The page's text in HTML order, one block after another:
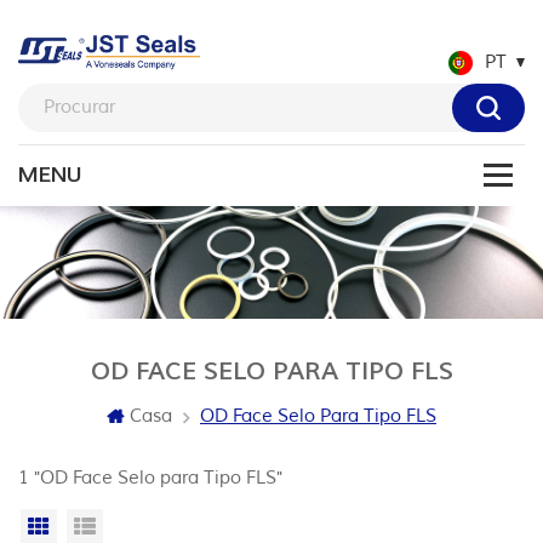
PT
OD FACE SELO PARA TIPO FLS
Casa OD Face Selo Para Tipo FLS
1 "OD Face Selo para Tipo FLS"
Vista da grade